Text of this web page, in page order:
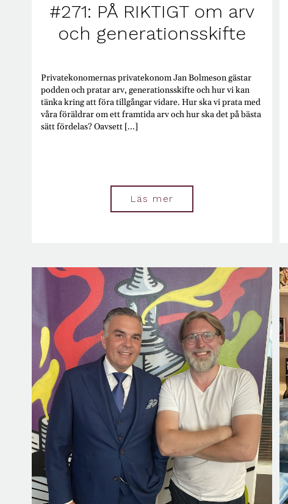
#271: PÅ RIKTIGT om arv
och generationsskifte
Privatekonomernas privatekonom Jan Bolmeson gästar
podden och pratar arv, generationsskifte och hur vi kan
tänka kring att föra tillgångar vidare. Hur ska vi prata med
våra föräldrar om ett framtida arv och hur ska det på bästa
sätt fördelas? Oavsett [...]
Läs mer